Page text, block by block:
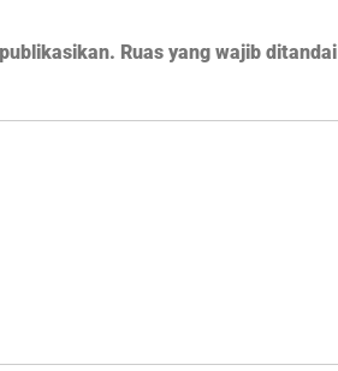
Ruas yang wajib ditandai